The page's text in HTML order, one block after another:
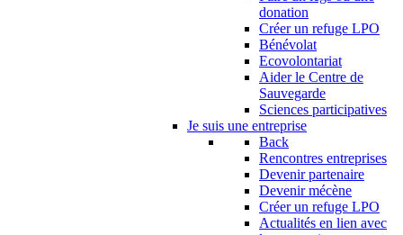
donation
Créer un refuge LPO
Bénévolat
Ecovolontariat
Aider le Centre de
Sauvegarde
Sciences participatives
Je suis une entreprise
Back
Rencontres entreprises
Devenir partenaire
Devenir mécène
Créer un refuge LPO
Actualités en lien avec